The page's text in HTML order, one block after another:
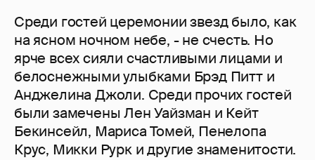
Среди гостей церемонии звезд было, как
на ясном ночном небе, - не счесть. Но
ярче всех сияли счастливыми лицами и
белоснежными улыбками Брэд Питт и
Анджелина Джоли. Среди прочих гостей
были замечены Лен Уайзман и Кейт
Бекинсейл, Мариса Томей, Пенелопа
Крус, Микки Рурк и другие знаменитости.